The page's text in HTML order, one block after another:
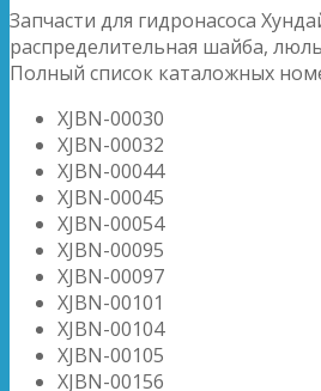
Запчасти для гидронасоса
распределительная шайба,
Полный список каталожных
XJBN-00030
XJBN-00032
XJBN-00044
XJBN-00045
XJBN-00054
XJBN-00095
XJBN-00097
XJBN-00101
XJBN-00104
XJBN-00105
XJBN-00156